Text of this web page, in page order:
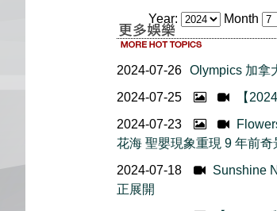
Year: Month
2024-07-26 Olympics 加拿
2024-07-25
【
2024-07-23
花海 聖嬰現象重現 9 年前奇
2024-07-18
Sunshine
正展開